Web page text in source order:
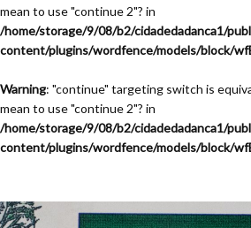
mean to use "continue 2"? in
/home/storage/9/08/b2/cidadedadanca1/
content/plugins/wordfence/models/block/
Warning: "continue" targeting switch is
mean to use "continue 2"? in
/home/storage/9/08/b2/cidadedadanca1/
content/plugins/wordfence/models/block/
Festival de Dança de Joinville -